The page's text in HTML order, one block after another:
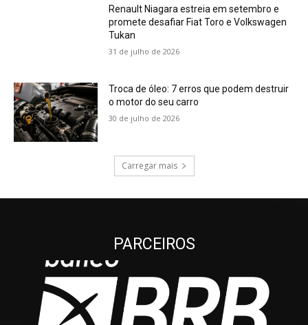
Renault Niagara estreia em setembro e
promete desafiar Fiat Toro e Volkswagen
Tukan
31 de julho de 2026
Troca de óleo: 7 erros que podem destruir
o motor do seu carro
30 de julho de 2026
Carregar mais
PARCEIROS